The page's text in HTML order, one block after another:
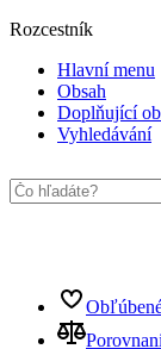
Rozcestník
Hlavní menu
Obsah
Doplňující
Vyhledávání